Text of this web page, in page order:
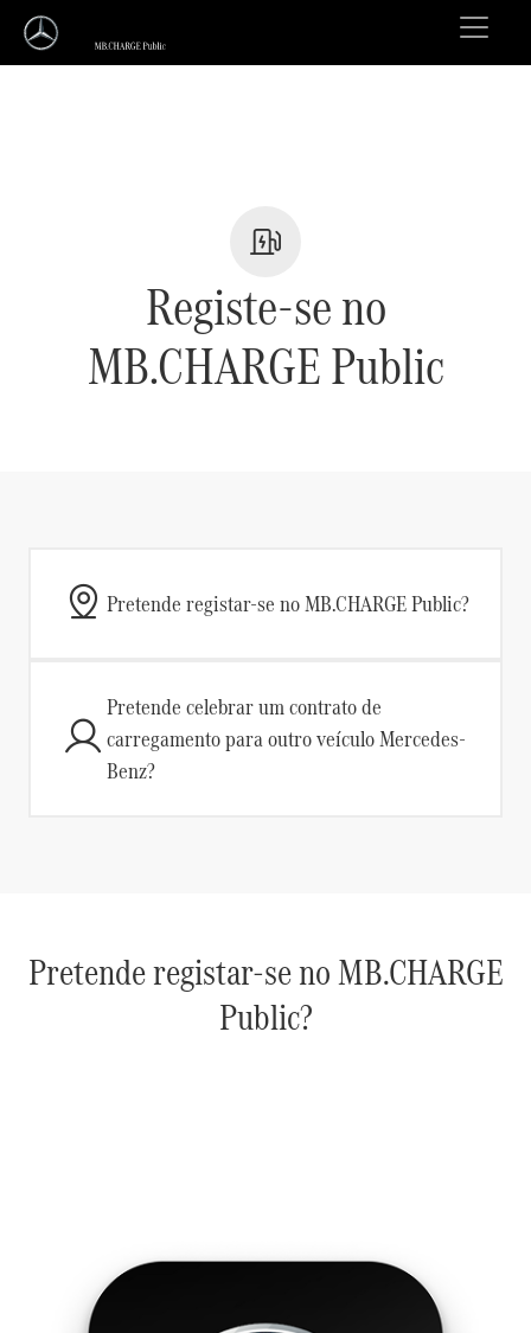
Registe-se no
MB.CHARGE Public
Pretende registar-se no MB.CHARGE Public?
Pretende celebrar um contrato de
carregamento para outro veículo Mercedes-
Benz?
Pretende registar-se no MB.CHARGE
Public?